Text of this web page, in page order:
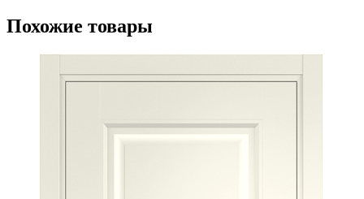
Похожие товары